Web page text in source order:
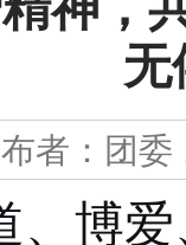
无
者：团委
、博